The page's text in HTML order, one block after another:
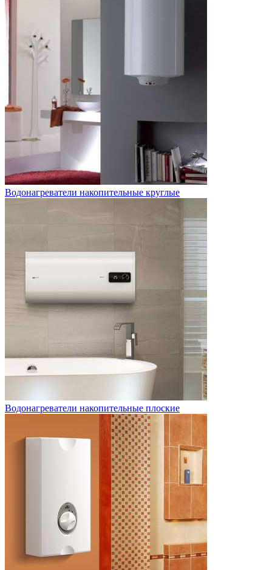
Водонагреватели накопительные круглые
Водонагреватели накопительные плоские